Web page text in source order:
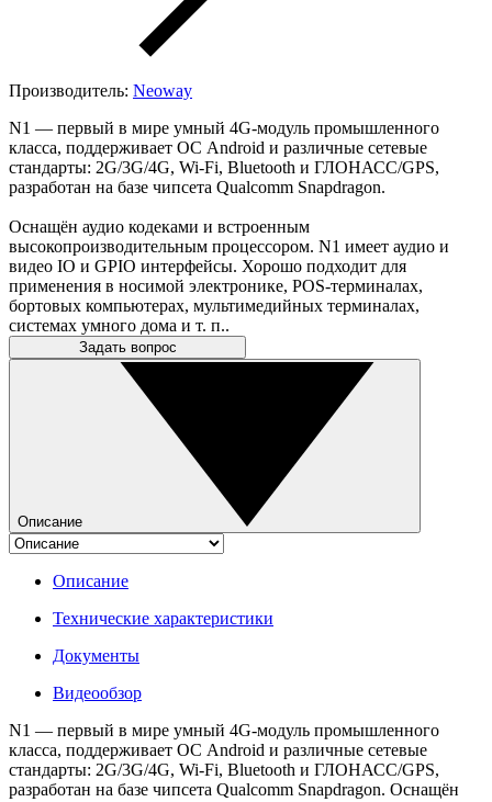
Производитель: Neoway
N1 — первый в мире умный 4G-модуль промышленного
класса, поддерживает ОС Android и различные сетевые
стандарты: 2G/3G/4G, Wi-Fi, Bluetooth и ГЛОНАСС/GPS,
разработан на базе чипсета Qualcomm Snapdragon.
Оснащён аудио кодеками и встроенным
высокопроизводительным процессором. N1 имеет аудио и
видео IO и GPIO интерфейсы. Хорошо подходит для
применения в носимой электронике, POS-терминалах,
бортовых компьютерах, мультимедийных терминалах,
системах умного дома и т. п..
Задать вопрос
Описание
Описание
Технические характеристики
Документы
Видеообзор
N1 — первый в мире умный 4G-модуль промышленного
класса, поддерживает ОС Android и различные сетевые
стандарты: 2G/3G/4G, Wi-Fi, Bluetooth и ГЛОНАСС/GPS,
разработан на базе чипсета Qualcomm Snapdragon. Оснащён